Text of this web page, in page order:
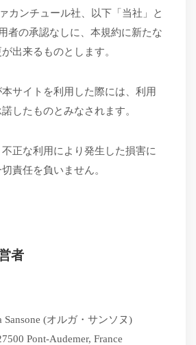
カンチュール社、以下「当社」と
者の承認なしに、本規約に新たな
出来るものとします。
サイトを利用した際には、利用
したものとみなされます。
正な利用により発生した損害に
責任を負いません。
者
Sansone (オルガ・サンソヌ)
Pont-Audemer, France